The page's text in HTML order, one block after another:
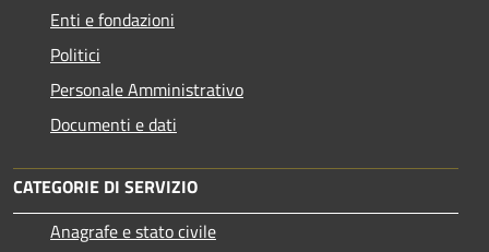
Enti e fondazioni
Politici
Personale Amministrativo
Documenti e dati
CATEGORIE DI SERVIZIO
Anagrafe e stato civile